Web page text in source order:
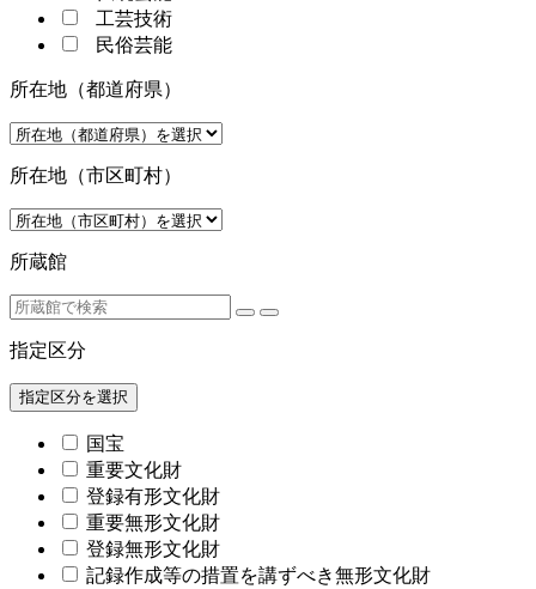
工芸技術
民俗芸能
所在地（都道府県）
所在地（市区町村）
所蔵館
指定区分
指定区分を選択
国宝
重要文化財
登録有形文化財
重要無形文化財
登録無形文化財
記録作成等の措置を講ずべき無形文化財